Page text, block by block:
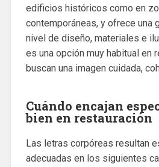
edificios históricos como en
contemporáneas, y ofrece una
nivel de diseño, materiales e
es una opción muy habitual en
buscan una imagen cuidada,
Cuándo encajan
bien en restauración
Las letras corpóreas resultan
adecuadas en los siguientes